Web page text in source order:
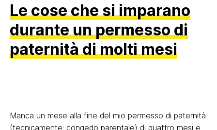
Le cose che si imparano
durante un permesso di
paternità di molti mesi
Manca un mese alla fine del mio permesso di paternità
(tecnicamente: congedo parentale) di quattro mesi e